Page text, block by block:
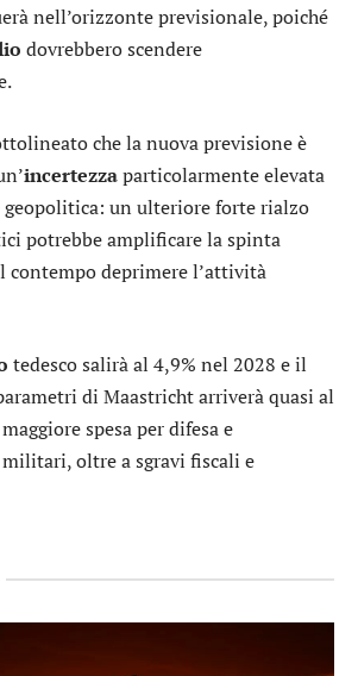
nell’orizzonte previsionale, poiché
dovrebbero scendere
che la nuova previsione è
incertezzaparticolarmente elevata
un ulteriore forte rialzo
potrebbe amplificare la spinta
contempo deprimere l’attività
tedesco salirà al 4,9% nel 2028 e il
di Maastricht arriverà quasi al
spesa per difesa e
oltre a sgravi fiscali e